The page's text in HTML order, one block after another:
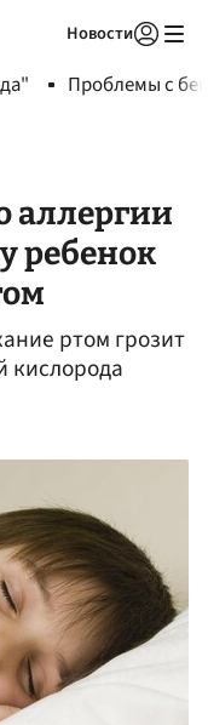
Новости
Проблемы с
аллергии
ребенок
ртом грозит
кислорода